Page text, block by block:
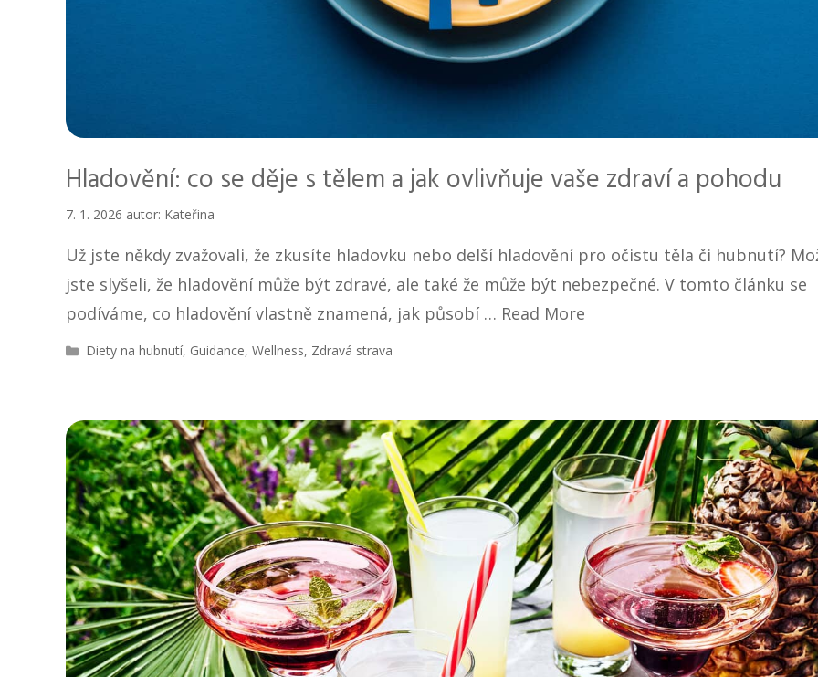
Hladovění: co se děje s tělem a jak ovlivňuje vaše zdraví a pohodu
7. 1. 2026 autor: Kateřina
Už jste někdy zvažovali, že zkusíte hladovku nebo delší hladovění pro očistu těla či hubnutí?
jste slyšeli, že hladovění může být zdravé, ale také že může být nebezpečné. V tomto článku se
podíváme, co hladovění vlastně znamená, jak působí … Read More
R
i
k
y
Diety na hubnutí, Guidance,Wellness, Zdravá strava